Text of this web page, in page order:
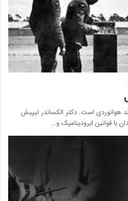
هوانوردی است. دکتر الکساندر لیپیش